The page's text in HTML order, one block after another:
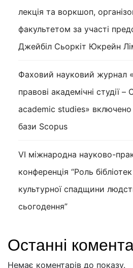
лекція та воркшоп,
факультетом за участі
Джейбіл Сьоркіт Юкрейн
Фаховий науковий журнал
правові академічні студії
academic studies»
бази Scopus
VI міжнародна науково-
конференція “Роль
культурної спадщини
сьогодення”
Останні
Немає коментарів до показу.